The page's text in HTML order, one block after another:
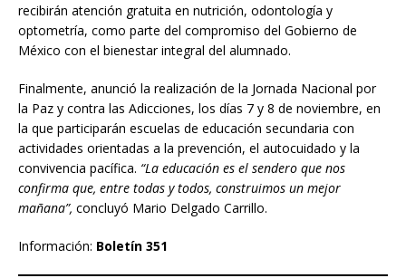
recibirán atención gratuita en nutrición, odontología y
optometría, como parte del compromiso del Gobierno de
México con el bienestar integral del alumnado.
Finalmente, anunció la realización de la Jornada Nacional por
la Paz y contra las Adicciones, los días 7 y 8 de noviembre, en
la que participarán escuelas de educación secundaria con
actividades orientadas a la prevención, el autocuidado y la
convivencia pacífica. “La educación es el sendero que nos
confirma que, entre todas y todos, construimos un mejor
mañana”, concluyó Mario Delgado Carrillo.
Información: Boletín 351